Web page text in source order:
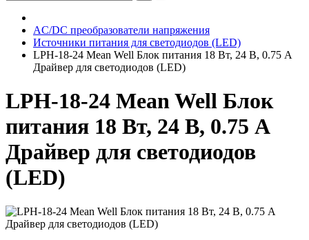
AC/DC преобразователи напряжения
Источники питания для светодиодов (LED)
LPH-18-24 Mean Well Блок питания 18 Вт, 24 В, 0.75 А
Драйвер для светодиодов (LED)
LPH-18-24 Mean Well Блок
питания 18 Вт, 24 В, 0.75 А
Драйвер для светодиодов
(LED)